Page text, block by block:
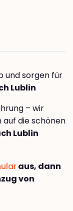
und sorgen für
Lublin
– wir
auf die schönen
Lublin
aus, dann
von